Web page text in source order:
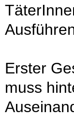
Erster
muss